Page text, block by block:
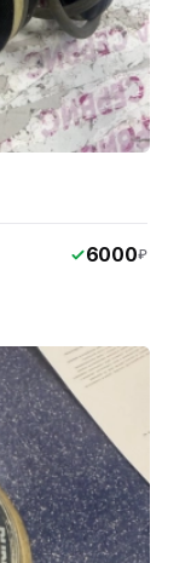
6000₽